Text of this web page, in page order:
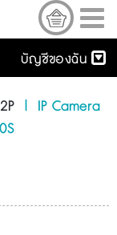
บัญชีของฉัน
| IP Camera